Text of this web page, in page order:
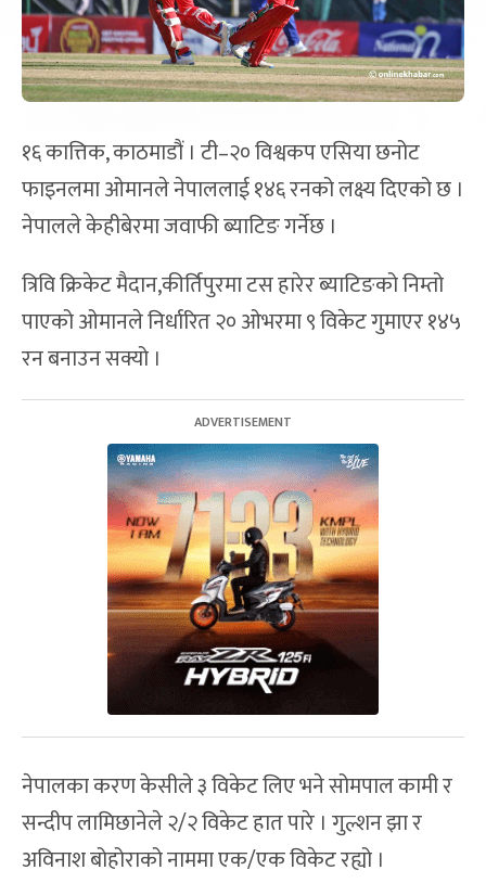
१६ कात्तिक, काठमाडौं । टी–२० विश्वकप एसिया छनोट
फाइनलमा ओमानले नेपाललाई १४६ रनको लक्ष्य दिएको छ ।
नेपालले केहीबेरमा जवाफी ब्याटिङ गर्नेछ ।
त्रिवि क्रिकेट मैदान,कीर्तिपुरमा टस हारेर ब्याटिङको निम्तो
पाएको ओमानले निर्धारित २० ओभरमा ९ विकेट गुमाएर १४५
रन बनाउन सक्यो ।
नेपालका करण केसीले ३ विकेट लिए भने सोमपाल कामी र
सन्दीप लामिछानेले २/२ विकेट हात पारे । गुल्शन झा र
अविनाश बोहोराको नाममा एक/एक विकेट रह्यो ।